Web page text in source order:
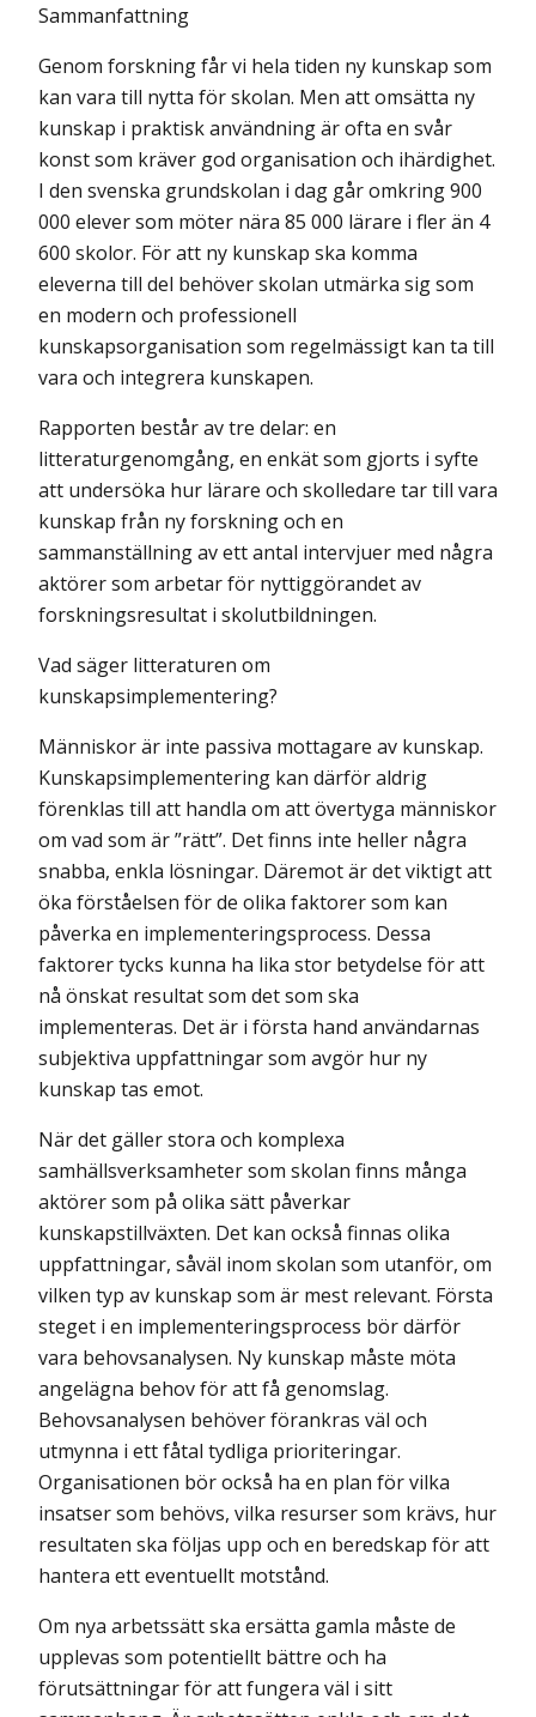
Sammanfattning
Genom forskning får vi hela tiden ny kunskap som
kan vara till nytta för skolan. Men att omsätta ny
kunskap i praktisk användning är ofta en svår
konst som kräver god organisation och ihärdighet.
I den svenska grundskolan i dag går omkring 900
000 elever som möter nära 85 000 lärare i fler än 4
600 skolor. För att ny kunskap ska komma
eleverna till del behöver skolan utmärka sig som
en modern och professionell
kunskapsorganisation som regelmässigt kan ta till
vara och integrera kunskapen.
Rapporten består av tre delar: en
litteraturgenomgång, en enkät som gjorts i syfte
att undersöka hur lärare och skolledare tar till vara
kunskap från ny forskning och en
sammanställning av ett antal intervjuer med några
aktörer som arbetar för nyttiggörandet av
forskningsresultat i skolutbildningen.
Vad säger litteraturen om
kunskapsimplementering?
Människor är inte passiva mottagare av kunskap.
Kunskapsimplementering kan därför aldrig
förenklas till att handla om att övertyga människor
om vad som är ”rätt”. Det finns inte heller några
snabba, enkla lösningar. Däremot är det viktigt att
öka förståelsen för de olika faktorer som kan
påverka en implementeringsprocess. Dessa
faktorer tycks kunna ha lika stor betydelse för att
nå önskat resultat som det som ska
implementeras. Det är i första hand användarnas
subjektiva uppfattningar som avgör hur ny
kunskap tas emot.
När det gäller stora och komplexa
samhällsverksamheter som skolan finns många
aktörer som på olika sätt påverkar
kunskapstillväxten. Det kan också finnas olika
uppfattningar, såväl inom skolan som utanför, om
vilken typ av kunskap som är mest relevant. Första
steget i en implementeringsprocess bör därför
vara behovsanalysen. Ny kunskap måste möta
angelägna behov för att få genomslag.
Behovsanalysen behöver förankras väl och
utmynna i ett fåtal tydliga prioriteringar.
Organisationen bör också ha en plan för vilka
insatser som behövs, vilka resurser som krävs, hur
resultaten ska följas upp och en beredskap för att
hantera ett eventuellt motstånd.
Om nya arbetssätt ska ersätta gamla måste de
upplevas som potentiellt bättre och ha
förutsättningar för att fungera väl i sitt